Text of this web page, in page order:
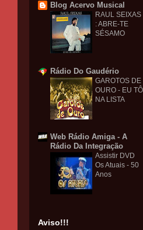
Blog Acervo Musical
RAUL SEIXAS
: ABRE-TE
SÉSAMO
Rádio Do Gaudério
GAROTOS DE
OURO - EU TÔ
NA LISTA
Web Rádio Amiga - A
Rádio Da Integração
Assistir DVD
Os Atuais - 50
Anos
Aviso!!!